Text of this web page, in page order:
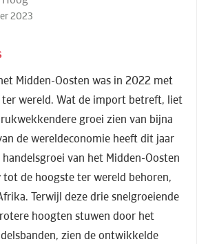
2023
Midden-Oosten was in 2022 met
ter wereld. Wat de import betreft, liet
groei zien van bijna
de wereldeconomie heeft dit jaar
van het Midden-Oosten
de hoogste ter wereld behoren,
Terwijl deze drie snelgroeiende
hoogten stuwen door het
zien de ontwikkelde